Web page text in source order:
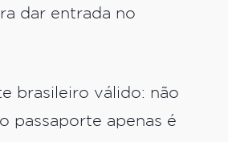
dar entrada no
brasileiro válido: não
passaporte apenas é